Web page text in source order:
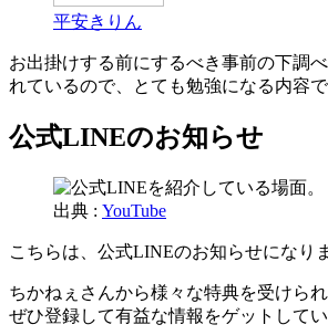
平安きりん
お出掛けする前にするべき事前の下調
れているので、とても勉強になる内容で
公式LINEのお知らせ
出典 : YouTube
こちらは、公式LINEのお知らせになり
ちかねぇさんから様々な特典を受けら
ぜひ登録して有益な情報をゲットしてい